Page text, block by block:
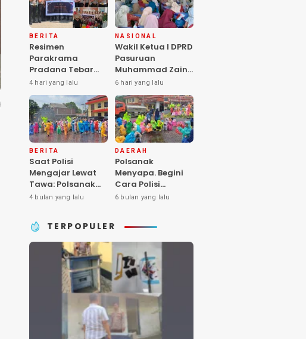
BERITA
Resimen
Parakrama
Pradana Tebar
Kepedulian di
Panti Asuhan
Griya Balita SYD,
Peluk Hangat
Balita Terlantar
“POLRI Hadir
Dengan Hati”
4 hari yang lalu
NASIONAL
Wakil Ketua I DPRD
Pasuruan
Muhammad Zaini
Soroti Krisis
Fasilitas Sekolah
di Tengah Efisiensi
Anggaran
6 hari yang lalu
BERITA
Saat Polisi
Mengajar Lewat
Tawa: Polsanak
Pasuruan Sentuh
Sejak Dini
4 bulan yang lalu
DAERAH
Polsanak
Menyapa. Begini
Cara Polisi
Mendekatkan
Sejak Usia Dini
6 bulan yang lalu
TERPOPULER